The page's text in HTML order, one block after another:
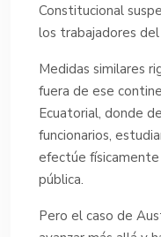
Constitucional
los trabajadores
Medidas similares
fuera de ese
Ecuatorial, donde
funcionarios,
efectúe
pública.
Pero el caso de